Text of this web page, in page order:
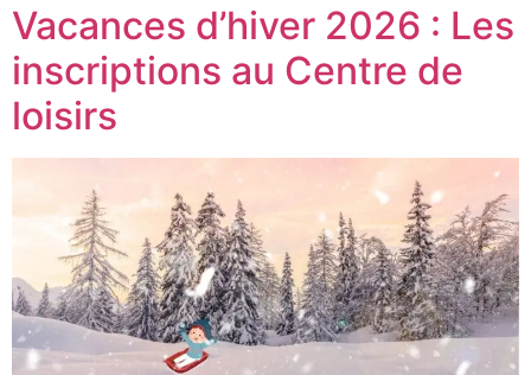
Vacances d’hiver 2026 : Les
inscriptions au Centre de
loisirs